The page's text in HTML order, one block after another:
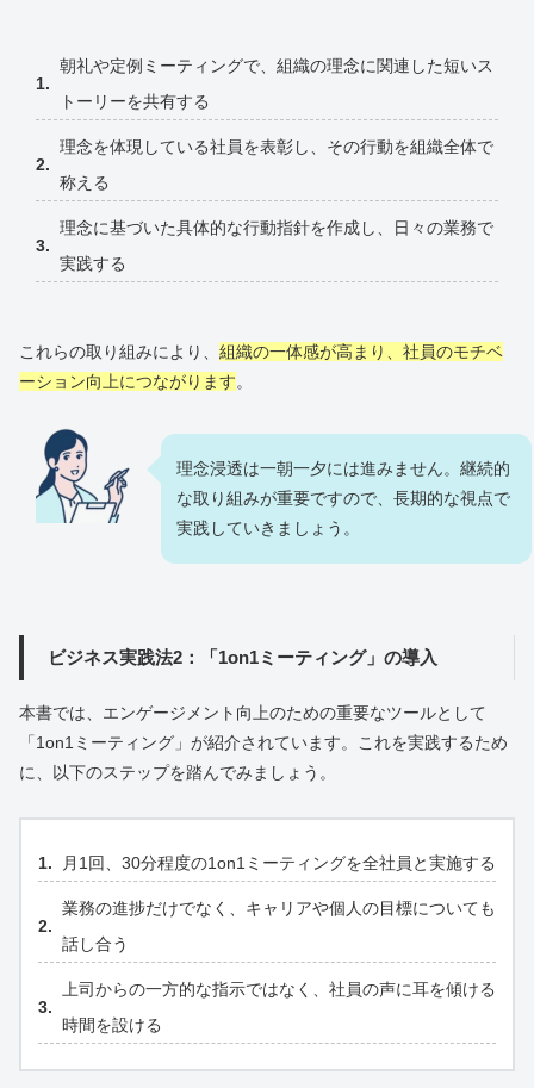
朝礼や定例ミーティングで、組織の理念に関連した短いス
トーリーを共有する
理念を体現している社員を表彰し、その行動を組織全体で
称える
理念に基づいた具体的な行動指針を作成し、日々の業務で
実践する
これらの取り組みにより、 組織の一体感が高まり、社員のモチベ
ーション向上につながります。
理念浸透は一朝一夕には進みません。継続的
な取り組みが重要ですので、長期的な視点で
実践していきましょう。
ビジネス実践法2：「1on1ミーティング」の導入
本書では、エンゲージメント向上のための重要なツールとして
「1on1ミーティング」が紹介されています。これを実践するため
に、以下のステップを踏んでみましょう。
月1回、30分程度の1on1ミーティングを全社員と実施する
業務の進捗だけでなく、キャリアや個人の目標についても
話し合う
上司からの一方的な指示ではなく、社員の声に耳を傾ける
時間を設ける